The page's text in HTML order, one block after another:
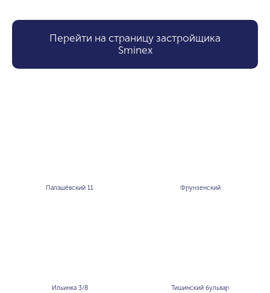
Перейти на страницу застройщика
Smineх
Палашёвский 11 Фрунзенский
Ильинка 3/8 Тишинский бульвар